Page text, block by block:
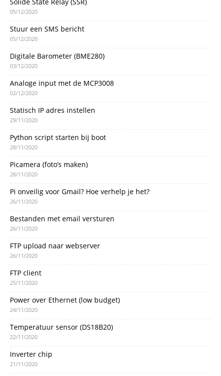
05/12/2020
Stuur een SMS bericht
05/12/2020
Digitale Barometer (BME280)
03/12/2020
Analoge input met de MCP3008
02/12/2020
Statisch IP adres instellen
29/11/2020
Python script starten bij boot
28/11/2020
Picamera (foto’s maken)
28/11/2020
Pi onveilig voor Gmail? Hoe verhelp je het?
26/11/2020
Bestanden met email versturen
26/11/2020
FTP upload naar webserver
26/11/2020
FTP client
25/11/2020
Power over Ethernet (low budget)
24/11/2020
Temperatuur sensor (DS18B20)
22/11/2020
Inverter chip
21/11/2020